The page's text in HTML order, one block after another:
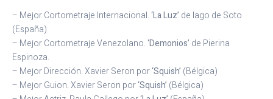
– Mejor Cortometraje Internacional.‘La Luz’ de Iago de Soto
(España)
– Mejor Cortometraje Venezolano.‘Demonios’ de Pierina
Espinoza.
– Mejor Dirección. Xavier Seron por‘Squish’ (Bélgica)
– Mejor Guion. Xavier Seron por‘Squish’ (Bélgica)